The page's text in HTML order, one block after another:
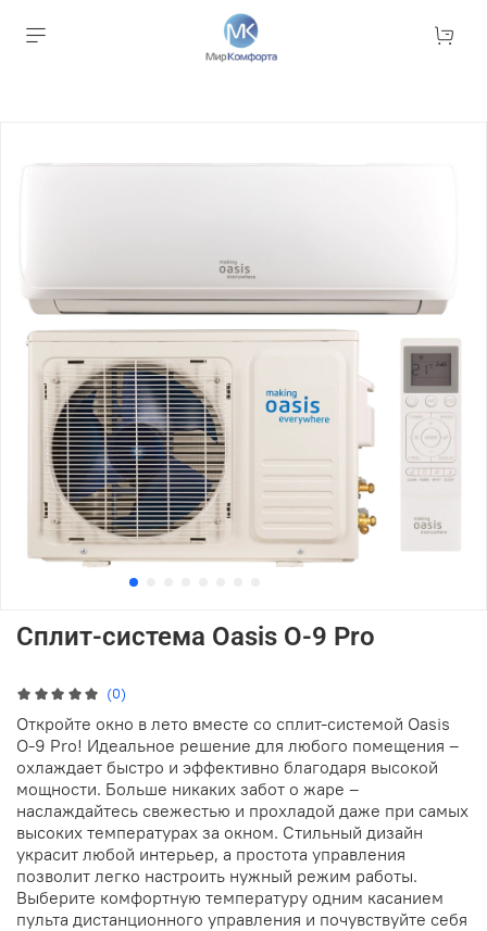
(0)
Сплит-система Oasis O-9 Pro
Откройте окно в лето вместе со сплит-системой Oasis
O-9 Pro! Идеальное решение для любого помещения –
охлаждает быстро и эффективно благодаря высокой
мощности. Больше никаких забот о жаре –
наслаждайтесь свежестью и прохладой даже при самых
высоких температурах за окном. Стильный дизайн
украсит любой интерьер, а простота управления
позволит легко настроить нужный режим работы.
Выберите комфортную температуру одним касанием
пульта дистанционного управления и почувствуйте себя